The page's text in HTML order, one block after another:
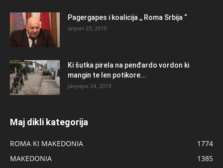
Pagergapes i koalicija ,, Roma Srbija “
април 23, 2019
Ki šutka pirela na penđardo vordon ki
mangin te len potikore...
јануари 24, 2019
Maj dikli kategorija
ROMA KI MAKEDONIA
1774
MAKEDONIA
1385